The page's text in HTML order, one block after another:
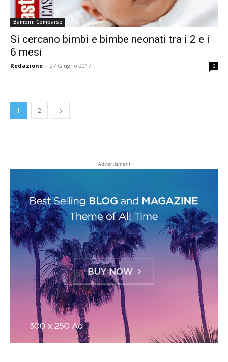
Bambini Comparse
Si cercano bimbi e bimbe neonati tra i 2 e i
6 mesi
Redazione - 27 Giugno 2017 0
1 2
- Advertisment -